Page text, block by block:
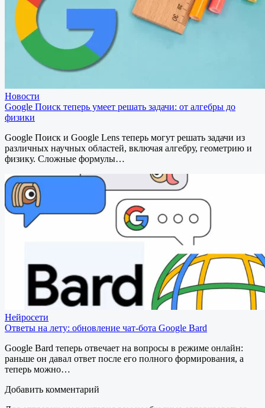
Новости
Google Поиск теперь умеет решать задачи: от алгебры до
физики
Google Поиск и Google Lens теперь могут решать задачи из
различных научных областей, включая алгебру, геометрию и
физику. Сложные формулы…
Нейросети
Ответы на лету: обновление чат-бота Google Bard
Google Bard теперь отвечает на вопросы в режиме онлайн:
раньше он давал ответ после его полного формирования, а
теперь можно…
Добавить комментарий